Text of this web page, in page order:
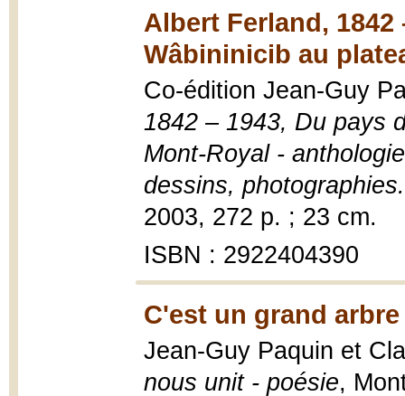
Albert Ferland, 1842
Wâbininicib au
Co-édition Jean-Guy
1842 – 1943, Du pays
Mont-Royal -
dessins, photographies.
2003, 272 p. ; 23 cm.
ISBN : 2922404390
C'est un grand
Jean-Guy Paquin et
nous unit - poésie,